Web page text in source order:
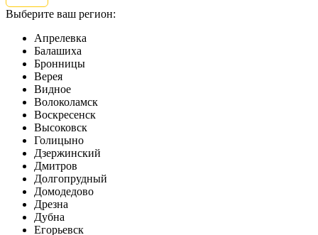
Выберите ваш регион:
Апрелевка
Балашиха
Бронницы
Верея
Видное
Волоколамск
Воскресенск
Высоковск
Голицыно
Дзержинский
Дмитров
Долгопрудный
Домодедово
Дрезна
Дубна
Егорьевск